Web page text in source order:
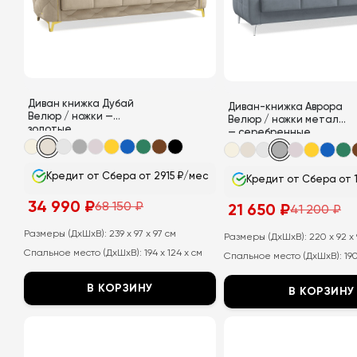
Диван книжка Дубай
Велюр / ножки —
золотые
Кредит от Сбера от 2915 ₽/мес
68 150₽
Первоначальная
составляла
150
34 990 ₽
Текущая
34
₽.
Размеры (ДхШхВ): 239 x 97 x 97 см
Спальное место (ДхШхВ): 194 x 124 x см
В КОРЗИНУ
Диван-книжка Аврора
Велюр / ножки металл
— серебренные
Кредит от Сбера от
41 200₽
Первоначальная
составляла
200
21 650 ₽
Текущая
21
₽.
Размеры (ДхШхВ): 220 x 92 x
Спальное место (ДхШхВ):
В КОРЗИНУ